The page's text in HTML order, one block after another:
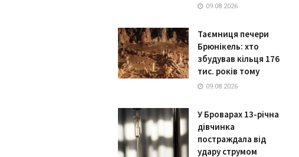
09.08.2026
Таємниця печери
Брюнікель: хто
збудував кільця 176
тис. років тому
09.08.2026
У Броварах 13-річна
дівчинка
постраждала від
удару струмом